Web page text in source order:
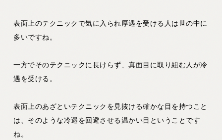
表面上のテクニックで気に入られ厚遇を受ける人は世の中に
多いですね。
一方でそのテクニックに長けらず、真面目に取り組む人が冷
遇を受ける。
表面上のあざといテクニックを見抜ける確かな目を持つこと
は、そのような冷遇を回避させる温かい目ということです
ね。